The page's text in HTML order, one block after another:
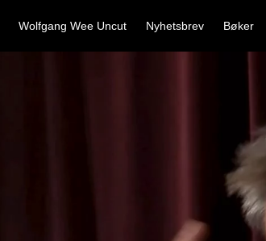
Wolfgang Wee Uncut Nyhetsbrev Bøker